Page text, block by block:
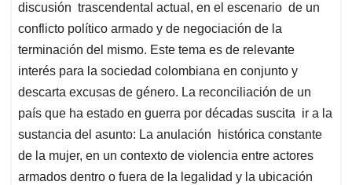
discusión trascendental actual, en el escenario de un
conflicto político armado y de negociación de la
terminación del mismo. Este tema es de relevante
interés para la sociedad colombiana en conjunto y
descarta excusas de género. La reconciliación de un
país que ha estado en guerra por décadas suscita ir a la
sustancia del asunto: La anulación histórica constante
de la mujer, en un contexto de violencia entre actores
armados dentro o fuera de la legalidad y la ubicación